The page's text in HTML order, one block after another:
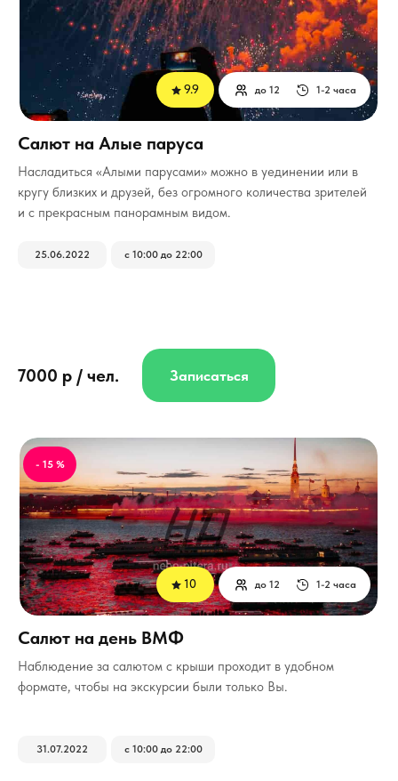
Насладиться «Алыми парусами» можно в уединении или в
кругу близких и друзей, без огромного количества зрителей
и с прекрасным панорамным видом.
7000 р / чел.
1-2 часа
до 12
25.06.2022 с 10:00 до 22:00
Записаться
Салют на Алые паруса
9.9
Наблюдение за салютом с крыши проходит в удобном
формате, чтобы на экскурсии были только Вы.
1-2 часа
до 12
31.07.2022 с 10:00 до 22:00
- 15 %
Салют на день ВМФ
10